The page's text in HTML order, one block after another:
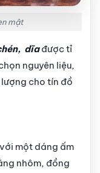
mật
dĩađược tỉ
nguyên liệu,
cho tín đồ
một dáng ấm
nhôm, đồng